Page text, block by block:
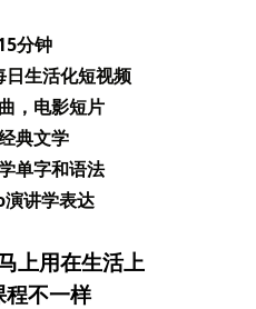
分钟
生活化短视频
，电影短片
典文学
单字和语法
讲学表达
上用在生活上
程不一样